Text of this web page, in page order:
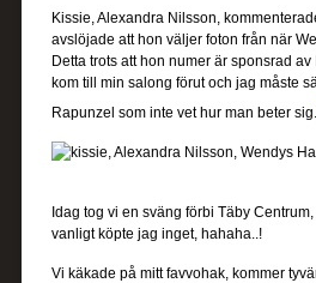
Kissie, Alexandra Nilsson,
avslöjade att hon väljer foton från när
Detta trots att hon numer är sponsrad
kom till min salong förut och jag måste
Rapunzel som inte vet hur man beter sig.
Idag tog vi en sväng förbi Täby
vanligt köpte jag inget, hahaha..!
Vi käkade på mitt favvohak, kommer